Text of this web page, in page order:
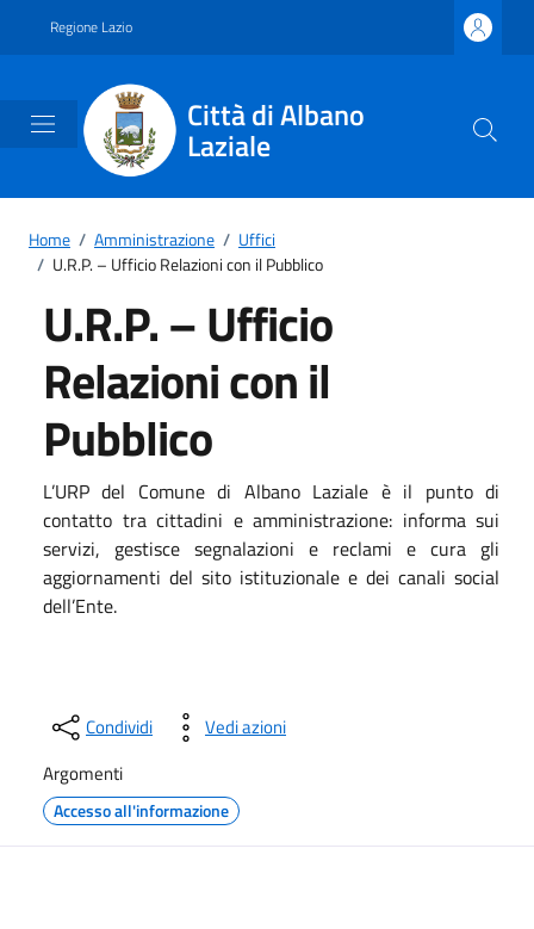
Regione Lazio
Città di Albano
Laziale
Home / Amministrazione / Uffici
/ U.R.P. – Ufficio Relazioni con il Pubblico
U.R.P. – Ufficio
Relazioni con il
Pubblico
L’URP del Comune di Albano Laziale è il punto di
contatto tra cittadini e amministrazione: informa sui
servizi, gestisce segnalazioni e reclami e cura gli
aggiornamenti del sito istituzionale e dei canali social
dell’Ente.
Condividi
Vedi azioni
Argomenti
Accesso all'informazione